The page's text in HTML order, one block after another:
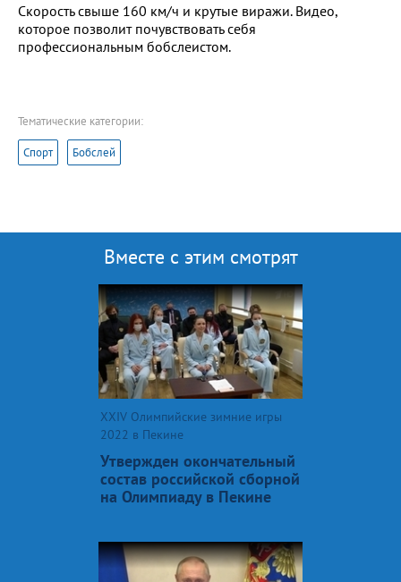
Скорость свыше 160 км/ч и крутые виражи. Видео,
которое позволит почувствовать себя
профессиональным бобслеистом.
Тематические категории:
Спорт Бобслей
Вместе с этим смотрят
XXIV Олимпийские зимние игры
2022 в Пекине
Утвержден окончательный
состав российской сборной
на Олимпиаду в Пекине